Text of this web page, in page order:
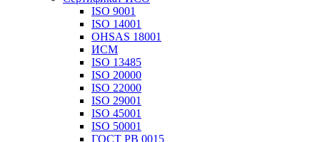
ISO 9001
ISO 14001
OHSAS 18001
ИСМ
ISO 13485
ISO 20000
ISO 22000
ISO 29001
ISO 45001
ISO 50001
ГОСТ РВ 0015